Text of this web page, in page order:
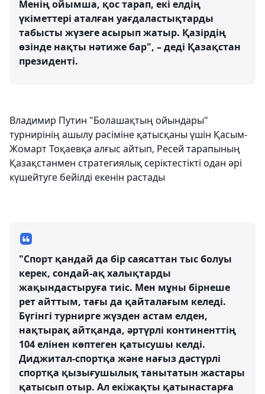
Менің ойымша, қос тарап, екі елдің
үкіметтері аталған уағдаластықтарды
табысты жүзеге асырып жатыр. Қазірдің
өзінде нақты нәтиже бар", – деді Қазақстан
президенті.
Владимир Путин "Болашақтың ойындары"
турнирінің ашылу рәсіміне қатысқаны үшін Қасым-
Жомарт Тоқаевқа алғыс айтып, Ресей тарапының
Қазақстанмен стратегиялық серіктестікті одан әрі
күшейтуге бейілді екенін растады
"Спорт қандай да бір саясаттан тыс болуы
керек, сондай-ақ халықтарды
жақындастыруға тиіс. Мен мұны бірнеше
рет айттым, тағы да қайталағым келеді.
Бүгінгі турнирге жүзден астам елден,
нақтырақ айтқанда, әртүрлі континенттің
104 елінен көптеген қатысушы келді.
Диджитал-спортқа және нағыз дәстүрлі
спортқа қызығушылық танытатын жастары
қатысып отыр. Ал екіжақты қатынастарға